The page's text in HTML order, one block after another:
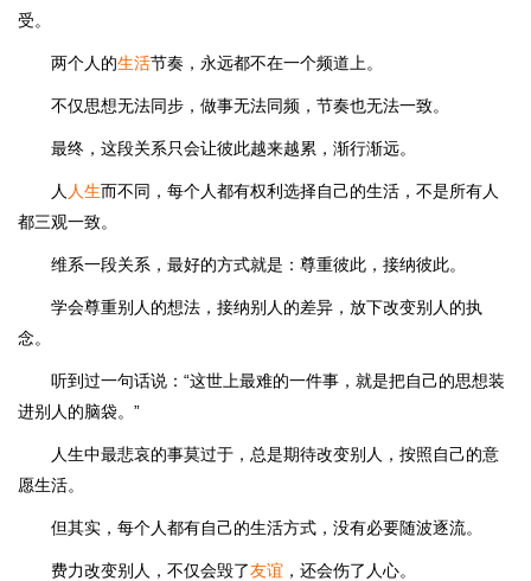
受。
两个人的生活节奏，永远都不在一个频道上。
不仅思想无法同步，做事无法同频，节奏也无法一致。
最终，这段关系只会让彼此越来越累，渐行渐远。
人 人生而不同，每个人都有权利选择自己的生活，不是所有人
都三观一致。
维系一段关系，最好的方式就是：尊重彼此，接纳彼此。
学会尊重别人的想法，接纳别人的差异，放下改变别人的执
念。
听到过一句话说：“这世上最难的一件事，就是把自己的思想装
进别人的脑袋。”
人生中最悲哀的事莫过于，总是期待改变别人，按照自己的意
愿生活。
但其实，每个人都有自己的生活方式，没有必要随波逐流。
费力改变别人，不仅会毁了友谊 ，还会伤了人心。